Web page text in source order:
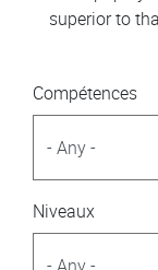
superior to
Compétences
Niveaux